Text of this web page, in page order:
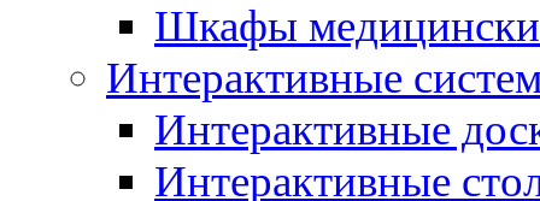
Шкафы
Интерактивные
Интерактивные
Интерактивные